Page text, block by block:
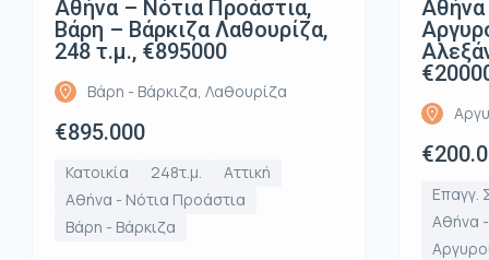
Αθήνα – Νότια Προάστια,
Βάρη – Βάρκιζα Λαθουρίζα,
248 τ.μ., €895000
Βάρη - Βάρκιζα, Λαθουρίζα
€895.000
Κατοικία 248τ.μ.
Αττική
Αθήνα - Νότια Προάστια
Βάρη - Βάρκιζα
Αθήνα
Επαγγ.
Αθήνα